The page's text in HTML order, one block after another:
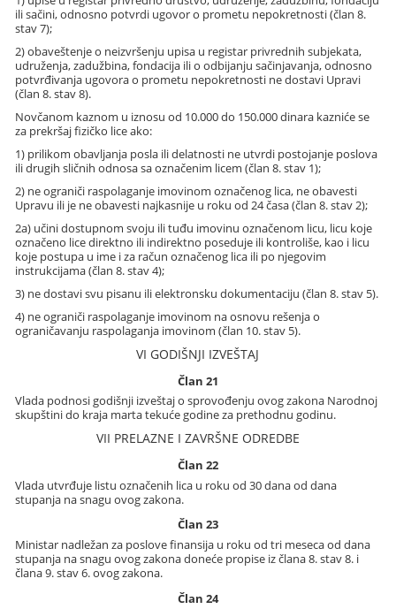
ili sačini, odnosno potvrdi ugovor o prometu nepokretnosti (član 8.
stav 7);
2) obaveštenje o neizvršenju upisa u registar privrednih subjekata,
udruženja, zadužbina, fondacija ili o odbijanju sačinjavanja, odnosno
potvrđivanja ugovora o prometu nepokretnosti ne dostavi Upravi
(član 8. stav 8).
Novčanom kaznom u iznosu od 10.000 do 150.000 dinara kazniće se
za prekršaj fizičko lice ako:
1) prilikom obavljanja posla ili delatnosti ne utvrdi postojanje poslova
ili drugih sličnih odnosa sa označenim licem (član 8. stav 1);
2) ne ograniči raspolaganje imovinom označenog lica, ne obavesti
Upravu ili je ne obavesti najkasnije u roku od 24 časa (član 8. stav 2);
2a) učini dostupnom svoju ili tuđu imovinu označenom licu, licu koje
označeno lice direktno ili indirektno poseduje ili kontroliše, kao i licu
koje postupa u ime i za račun označenog lica ili po njegovim
instrukcijama (član 8. stav 4);
3) ne dostavi svu pisanu ili elektronsku dokumentaciju (član 8. stav 5).
4) ne ograniči raspolaganje imovinom na osnovu rešenja o
ograničavanju raspolaganja imovinom (član 10. stav 5).
VI GODIŠNJI IZVEŠTAJ
Član 21
Vlada podnosi godišnji izveštaj o sprovođenju ovog zakona Narodnoj
skupštini do kraja marta tekuće godine za prethodnu godinu.
VII PRELAZNE I ZAVRŠNE ODREDBE
Član 22
Vlada utvrđuje listu označenih lica u roku od 30 dana od dana
stupanja na snagu ovog zakona.
Član 23
Ministar nadležan za poslove finansija u roku od tri meseca od dana
stupanja na snagu ovog zakona doneće propise iz člana 8. stav 8. i
člana 9. stav 6. ovog zakona.
Član 24